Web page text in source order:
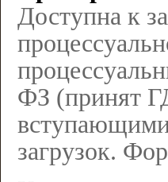
Доступна к
ФЗ (принят
вступающими
загрузок.